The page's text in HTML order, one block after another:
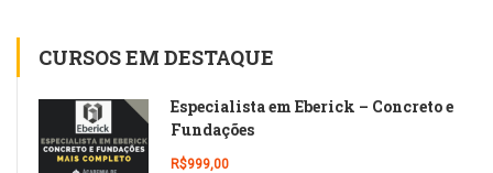
CURSOS EM DESTAQUE
Especialista em Eberick – Concreto e
Fundações
R$999,00